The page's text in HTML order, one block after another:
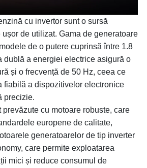
cu invertor sunt o sursă
de utilizat. Gama de generatoare
de o putere cuprinsă între 1.8
dublă a energiei electrice asigură o
și o frecvență de 50 Hz, ceea ce
fiabilă a dispozitivelor electronice
precizie.
prevăzute cu motoare robuste, care
europene de calitate,
generatoarelor de tip inverter
care permite exploatarea
mici și reduce consumul de